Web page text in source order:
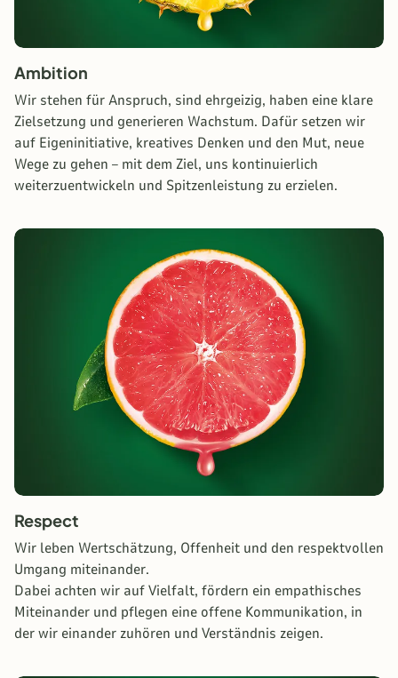
Ambition
Wir stehen für Anspruch, sind ehrgeizig, haben eine klare
Zielsetzung und generieren Wachstum. Dafür setzen wir
auf Eigeninitiative, kreatives Denken und den Mut, neue
Wege zu gehen – mit dem Ziel, uns kontinuierlich
weiterzuentwickeln und Spitzenleistung zu erzielen.
Respect
Wir leben Wertschätzung, Offenheit und den respektvollen
Umgang miteinander.
Dabei achten wir auf Vielfalt, fördern ein empathisches
Miteinander und pflegen eine offene Kommunikation, in
der wir einander zuhören und Verständnis zeigen.